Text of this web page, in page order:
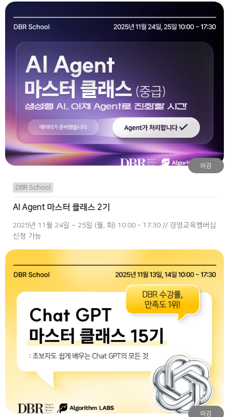
마감
DBR School
AI Agent 마스터 클래스 2기
2025년 11월 24일 ~ 25일 (월, 화) 10:00 – 17:30 // 경영교육멤버십
신청 가능
마감